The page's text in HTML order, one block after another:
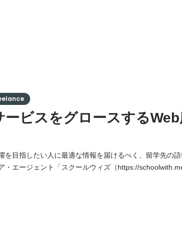
ービスをグロースする
を目指したい人に最適な情報を届けるべく、留学先の
・エージェント「スクールウィズ（https://
ングの中でも、Web運用型広告を中